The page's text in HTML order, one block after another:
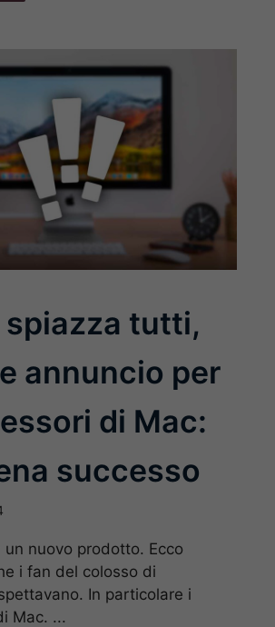
spiazza tutti,
annuncio per
di Mac:
successo
un nuovo prodotto. Ecco
i fan del colosso di
In particolare i
Mac. ...